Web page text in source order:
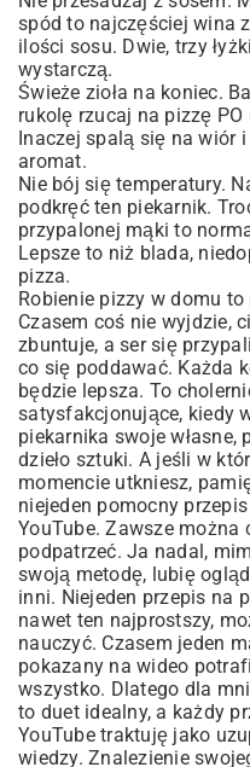
spód to najczęściej wina
ilości sosu. Dwie, trzy
wystarczą.
Świeże zioła na koniec.
rukolę rzucaj na pizzę PO
Inaczej spalą się na wiór i
aromat.
Nie bój się temperatury.
podkręć ten piekarnik.
przypalonej mąki to
Lepsze to niż blada,
pizza.
Robienie pizzy w domu to
Czasem coś nie wyjdzie,
zbuntuje, a ser się
co się poddawać. Każda
będzie lepsza. To
satysfakcjonujące, kiedy
piekarnika swoje własne,
dzieło sztuki. A jeśli w
momencie utkniesz,
niejeden pomocny
YouTube. Zawsze można
podpatrzeć. Ja nadal,
swoją metodę, lubię
inni. Niejeden przepis na
nawet ten najprostszy,
nauczyć. Czasem jeden
pokazany na wideo
wszystko. Dlatego dla
to duet idealny, a każdy
YouTube traktuję jako
wiedzy. Znalezienie